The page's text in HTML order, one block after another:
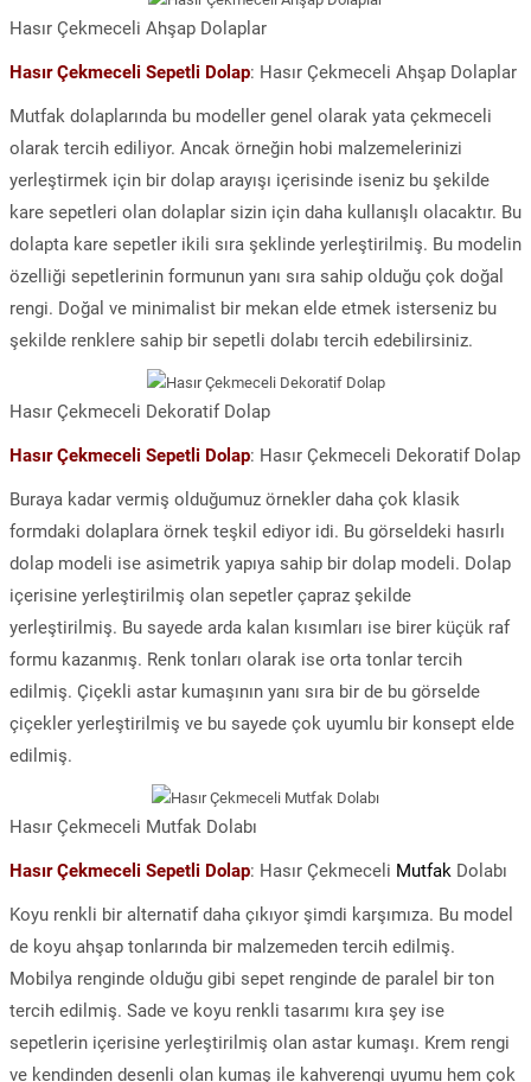
Hasır Çekmeceli Ahşap Dolaplar
Hasır Çekmeceli Sepetli Dolap: Hasır Çekmeceli Ahşap Dolaplar
Mutfak dolaplarında bu modeller genel olarak yata çekmeceli
olarak tercih ediliyor. Ancak örneğin hobi malzemelerinizi
yerleştirmek için bir dolap arayışı içerisinde iseniz bu şekilde
kare sepetleri olan dolaplar sizin için daha kullanışlı olacaktır. Bu
dolapta kare sepetler ikili sıra şeklinde yerleştirilmiş. Bu modelin
özelliği sepetlerinin formunun yanı sıra sahip olduğu çok doğal
rengi. Doğal ve minimalist bir mekan elde etmek isterseniz bu
şekilde renklere sahip bir sepetli dolabı tercih edebilirsiniz.
Hasır Çekmeceli Dekoratif Dolap
Hasır Çekmeceli Sepetli Dolap: Hasır Çekmeceli Dekoratif Dolap
Buraya kadar vermiş olduğumuz örnekler daha çok klasik
formdaki dolaplara örnek teşkil ediyor idi. Bu görseldeki hasırlı
dolap modeli ise asimetrik yapıya sahip bir dolap modeli. Dolap
içerisine yerleştirilmiş olan sepetler çapraz şekilde
yerleştirilmiş. Bu sayede arda kalan kısımları ise birer küçük raf
formu kazanmış. Renk tonları olarak ise orta tonlar tercih
edilmiş. Çiçekli astar kumaşının yanı sıra bir de bu görselde
çiçekler yerleştirilmiş ve bu sayede çok uyumlu bir konsept elde
edilmiş.
Hasır Çekmeceli Mutfak Dolabı
Hasır Çekmeceli Sepetli Dolap: Hasır Çekmeceli Mutfak Dolabı
Koyu renkli bir alternatif daha çıkıyor şimdi karşımıza. Bu model
de koyu ahşap tonlarında bir malzemeden tercih edilmiş.
Mobilya renginde olduğu gibi sepet renginde de paralel bir ton
tercih edilmiş. Sade ve koyu renkli tasarımı kıra şey ise
sepetlerin içerisine yerleştirilmiş olan astar kumaşı. Krem rengi
ve kendinden desenli olan kumaş ile kahverengi uyumu hem çok